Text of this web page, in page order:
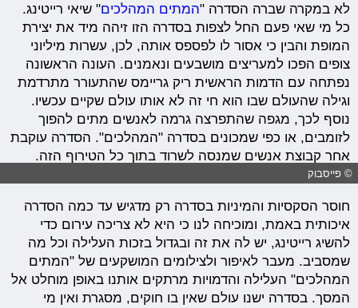
לא במקרה שברה הסדרה "המתים המהלכים" שיאי רייטינג.
כל מי שאי פעם החל לצפות בסדרה הזו זיהה מיד את יצירת
המופת והבין כי אסור לו לפספס אותה, לכן, עשרות מיליוני
צופים הפכו למעריצים מושבעים ונאמנים. העונה הראשונה
נפתחה עם הדמות הראשית ריק גריימס שהתעורר מתרדמת
וגילה שהעולם שבו הוא חי זה לא אותו עולם שקיים עכשיו.
נוסף לכך, מגפה שהתפרצה גרמה לאנשים מתים להפוך
לזומבים, או כפי שמכונים בסדרה "המהלכים". הסדרה עוקבת
אחר קבוצת אנשים שמנסה לשרוד בתוך כל הטירוף הזה.
© פייסבוק
חוסר הסקסיות והמיניות בסדרה רק מדגיש עד כמה הסדרה
איכותית באמת, ומוכיחה לנו כי היא לא צריכה עירום כדי
להשיג רייטינג, יש לה את זה ובגדול בזכות העלילה וכל מה
שמסביב. מעבר לאיפור ולצילומים המושקעים של "המתים
המהלכים" העלילה והדמויות מרתקים אותנו באופן מוחלט אל
המסך. בסדרה ישנו עולם שאין בו חוקים, מסגרת ואין מי